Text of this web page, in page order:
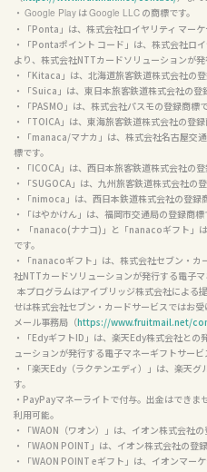
・ Google Play は Google LLC の商標です。
・「Ponta」は、株式会社ロイヤリティ マーケ
・「Pontaポイント コード」は、株式会社ロ
より、株式会社NTTカードソリューションが発
・「Kitaca」は、北海道旅客鉄道株式会社の登
・「Suica」は、東日本旅客鉄道株式会社の登
・「PASMO」は、株式会社パスモの登録商標で
・「TOICA」は、東海旅客鉄道株式会社の登録
・「manaca/マナカ」は、株式会社名古屋交
標です。
・「ICOCA」は、西日本旅客鉄道株式会社の登
・「SUGOCA」は、九州旅客鉄道株式会社の登
・「nimoca」は、西日本鉄道株式会社の登録
・「はやかけん」は、福岡市交通局の登録商標
・ 「nanaco(ナナコ)」と「nanacoギフト」
です。
・「nanacoギフト」は、株式会社セブン・
社NTTカードソリューションが発行する電子マ
せは株式会社セブン・カードサービスではお
メール事務局（https://www.fruitmail.net/
・「EdyギフトID」は、楽天Edy株式会社と
ューションが発行する電子マネーギフトサービ
・「楽天Edy（ラクテンエディ）」は、楽天
す。
・PayPayマネーライトで付与。出金はでき
利用可能。
・「WAON（ワオン）」は、イオン株式会社の
・「WAON POINT」は、イオン株式会社の登録
・「WAON POINT eギフト」は、イオンマー